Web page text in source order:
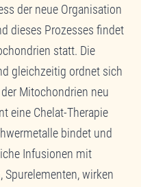
der neue Organisation
dieses Prozesses findet
statt. Die
gleichzeitig ordnet sich
Mitochondrien neu
eine Chelat-Therapie
bindet und
Infusionen mit
wirken